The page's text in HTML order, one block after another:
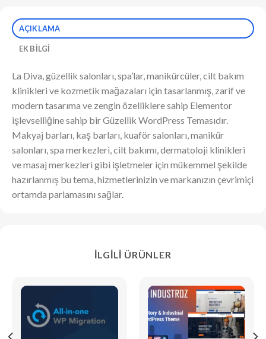
AÇIKLAMA
EK BILGI
La Diva, güzellik salonları, spa’lar, manikürcüler, cilt bakım
klinikleri ve kozmetik mağazaları için tasarlanmış, zarif ve
modern tasarıma ve zengin özelliklere sahip Elementor
işlevselliğine sahip bir Güzellik WordPress Temasıdır.
Makyaj barları, kaş barları, kuaför salonları, manikür
salonları, spa merkezleri, cilt bakımı, dermatoloji klinikleri
ve masaj merkezleri gibi işletmeler için mükemmel şekilde
hazırlanmış bu tema, hizmetlerinizin ve markanızın çevrimiçi
ortamda parlamasını sağlar.
İLGILI ÜRÜNLER